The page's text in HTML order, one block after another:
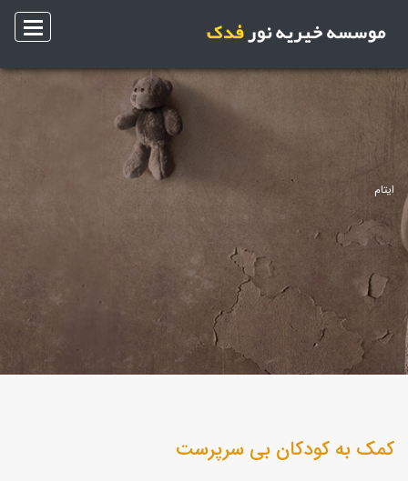
ایتام
کمک به کودکان بی سرپرست